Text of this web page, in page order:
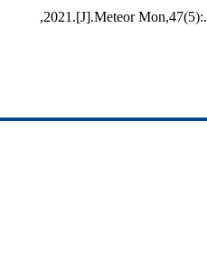
,2021.[J].Meteor Mon,47(5):.